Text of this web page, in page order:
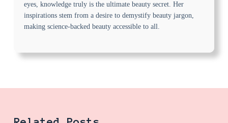
eyes, knowledge truly is the ultimate beauty secret. Her
inspirations stem from a desire to demystify beauty jargon,
making science-backed beauty accessible to all.